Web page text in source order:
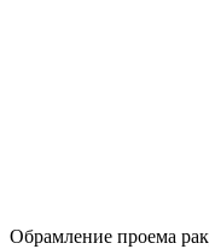
Обрамление проема